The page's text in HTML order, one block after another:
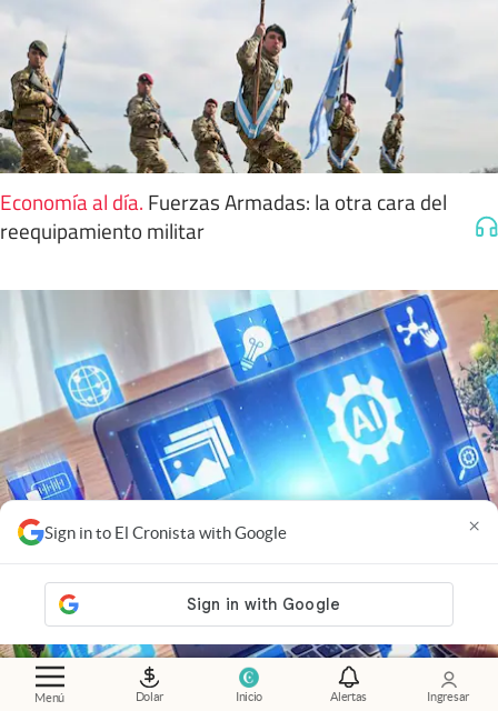
Menú Dolar Inicio Alertas Ingresar
Sign in to El Cronista with Google ×
Economía al día. Fuerzas Armadas: la otra cara del
reequipamiento militar